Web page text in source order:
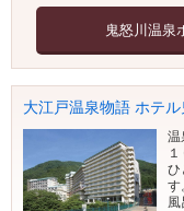
鬼怒川温泉
大江戸温泉物語 ホテ
温
ひ
す